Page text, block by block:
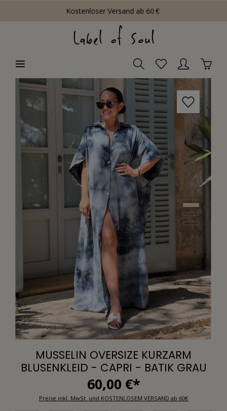
Kostenloser Versand ab 60 €
MUSSELIN OVERSIZE KURZARM
BLUSENKLEID - CAPRI - BATIK GRAU
60,00 €*
Preise inkl. MwSt. und KOSTENLOSEM VERSAND ab 60€